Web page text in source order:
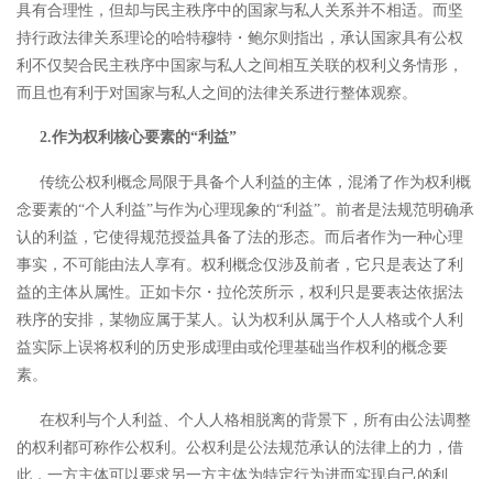
具有合理性，但却与民主秩序中的国家与私人关系并不相适。 而坚
持行政法律关系理论的哈特穆特・鲍尔则指出，承认国家具有公权
利不仅契合民主秩序中国家与私人之间相互关联的权利义务情形，
而且也有利于对国家与私人之间的法律关系进行整体观察。
2.作为权利核心要素的“利益”
传统公权利概念局限于具备个人利益的主体，混淆了作为权利概
念要素的“个人利益”与作为心理现象的“利益”。前者是法规范明确承
认的利益，它使得规范授益具备了法的形态。而后者作为一种心理
事实，不可能由法人享有。 权利概念仅涉及前者，它只是表达了利
益的主体从属性。正如卡尔・拉伦茨所示，权利只是要表达依据法
秩序的安排，某物应属于某人。 认为权利从属于个人人格或个人利
益实际上误将权利的历史形成理由或伦理基础当作权利的概念要
素。
在权利与个人利益、个人人格相脱离的背景下，所有由公法调整
的权利都可称作公权利。公权利是公法规范承认的法律上的力，借
此，一方主体可以要求另一方主体为特定行为进而实现自己的利